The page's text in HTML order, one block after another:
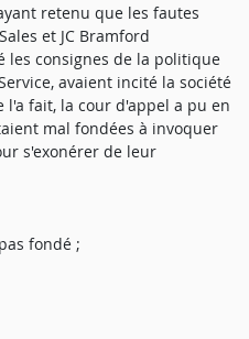
retenu que les fautes
et JC Bramford
les consignes de la politique
avaient incité la société
l'a fait, la cour d'appel a pu en
mal fondées à invoquer
s'exonérer de leur
fondé ;